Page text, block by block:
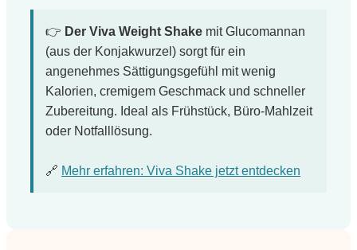
👉 Der Viva Weight Shake mit Glucomannan
(aus der Konjakwurzel) sorgt für ein
angenehmes Sättigungsgefühl mit wenig
Kalorien, cremigem Geschmack und schneller
Zubereitung. Ideal als Frühstück, Büro-Mahlzeit
oder Notfalllösung.
🔗 Mehr erfahren: Viva Shake jetzt entdecken